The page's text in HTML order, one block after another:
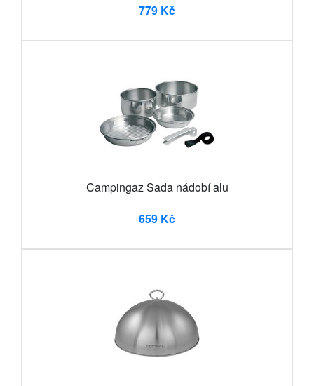
779 Kč
Campingaz Sada nádobí alu
659 Kč